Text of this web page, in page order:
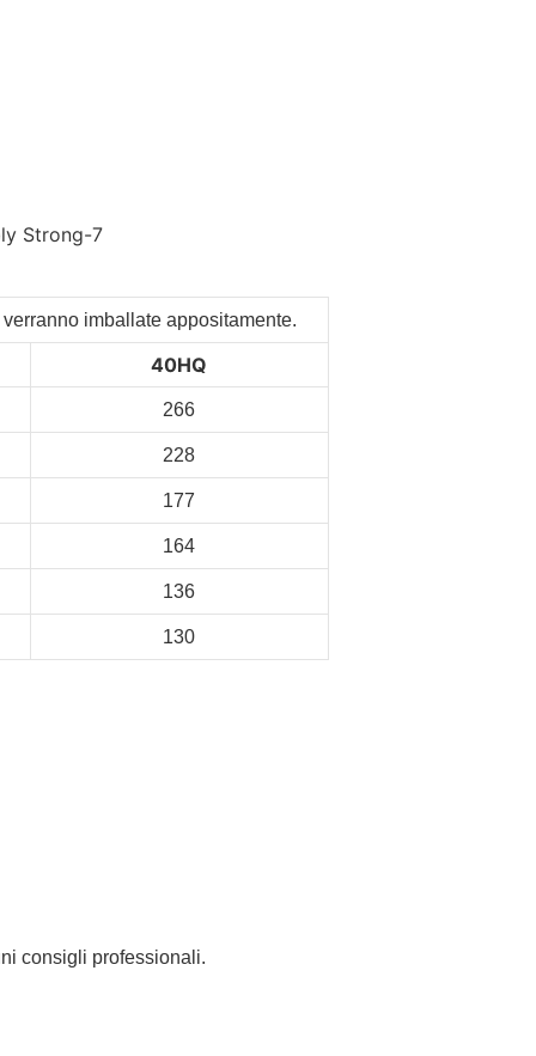
imballate appositamente.
40HQ
266
228
177
164
136
130
consigli professionali.